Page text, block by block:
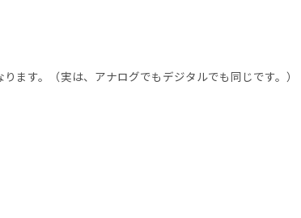
ます。（実は、アナログでもデジタルでも同じです。）